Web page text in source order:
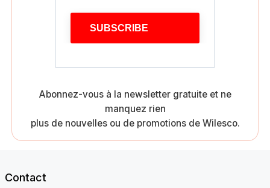
SUBSCRIBE
Abonnez-vous à la newsletter gratuite et ne
manquez rien
plus de nouvelles ou de promotions de Wilesco.
Contact